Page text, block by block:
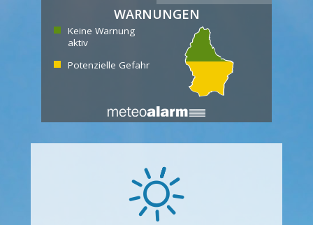
WARNUNGEN
Keine Warnung
aktiv
Potenzielle Gefahr